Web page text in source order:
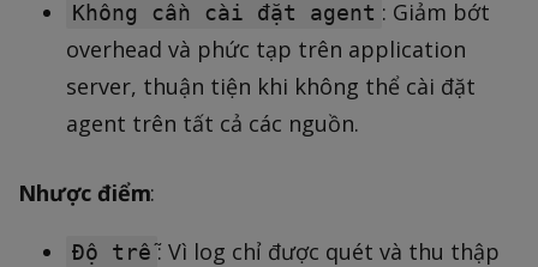
Không cần cài đặt agent : Giảm bớt
overhead và phức tạp trên application
server, thuận tiện khi không thể cài đặt
agent trên tất cả các nguồn.
Nhược điểm:
Độ trễ : Vì log chỉ được quét và thu thập